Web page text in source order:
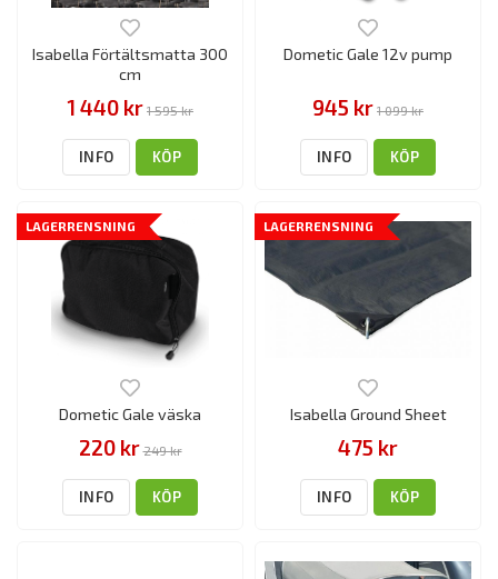
Isabella Förtältsmatta 300
cm
1 440 kr 1 595 kr
INFO KÖP
Dometic Gale 12v pump
945 kr 1 099 kr
INFO KÖP
LAGERRENSNING
Dometic Gale väska
220 kr 249 kr
INFO KÖP
LAGERRENSNING
Isabella Ground Sheet
475 kr
INFO KÖP